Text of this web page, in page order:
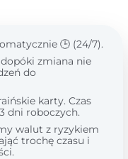
🕒 (24/7).
dopóki zmiana nie
do
karty. Czas
dni roboczych.
walut z ryzykiem
trochę czasu i